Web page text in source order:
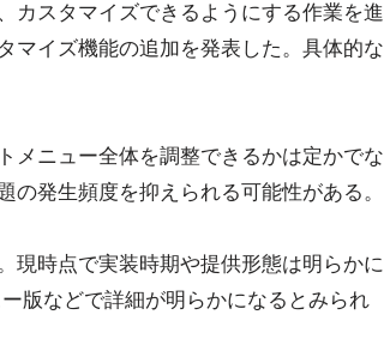
カスタマイズできるようにする作業を進
マイズ機能の追加を発表した。具体的な
メニュー全体を調整できるかは定かでな
発生頻度を抑えられる可能性がある。
現時点で実装時期や提供形態は明らかに
版などで詳細が明らかになるとみられ